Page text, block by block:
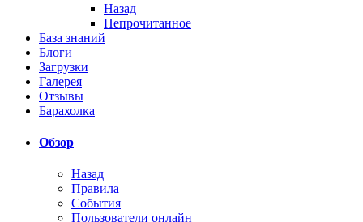
Назад
Непрочитанное
База знаний
Блоги
Загрузки
Галерея
Отзывы
Барахолка
Обзор
Назад
Правила
События
Пользователи онлайн